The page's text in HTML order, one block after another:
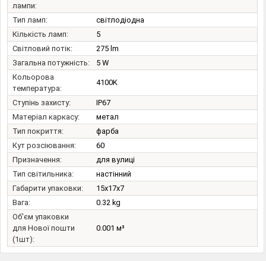
лампи:
Тип ламп:
світлодіодна
Кількість ламп:
5
Світловий потік:
275 lm
Загальна потужність:
5 W
Кольорова
температура:
4100K
Ступінь захисту:
IP67
Матеріал каркасу:
метал
Тип покриття:
фарба
Кут розсіювання:
60
Призначення:
для вулиці
Тип світильника:
настінний
Габарити упаковки:
15x17x7
Вага:
0.32 kg
Об'єм упаковки
для Нової пошти
(1шт):
0.001 м³